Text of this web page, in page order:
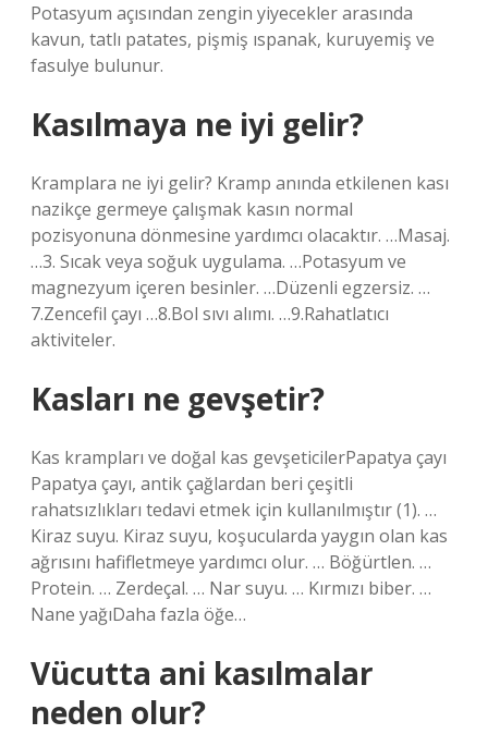
Potasyum açısından zengin yiyecekler arasında
kavun, tatlı patates, pişmiş ıspanak, kuruyemiş ve
fasulye bulunur.
Kasılmaya ne iyi gelir?
Kramplara ne iyi gelir? Kramp anında etkilenen kası
nazikçe germeye çalışmak kasın normal
pozisyonuna dönmesine yardımcı olacaktır. …Masaj.
…3. Sıcak veya soğuk uygulama. …Potasyum ve
magnezyum içeren besinler. …Düzenli egzersiz. …
7.Zencefil çayı …8.Bol sıvı alımı. …9.Rahatlatıcı
aktiviteler.
Kasları ne gevşetir?
Kas krampları ve doğal kas gevşeticilerPapatya çayı
Papatya çayı, antik çağlardan beri çeşitli
rahatsızlıkları tedavi etmek için kullanılmıştır (1). …
Kiraz suyu. Kiraz suyu, koşucularda yaygın olan kas
ağrısını hafifletmeye yardımcı olur. … Böğürtlen. …
Protein. … Zerdeçal. … Nar suyu. … Kırmızı biber. …
Nane yağıDaha fazla öğe…
Vücutta ani kasılmalar
neden olur?